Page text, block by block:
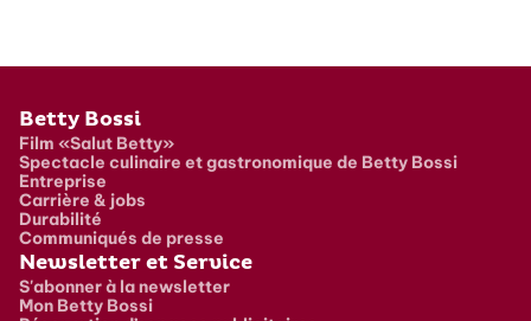
Pied de page
Betty Bossi
Film «Salut Betty»
Spectacle culinaire et gastronomique de Betty Bossi
Entreprise
Carrière & jobs
Durabilité
Communiqués de presse
Newsletter et Service
S'abonner à la newsletter
Mon Betty Bossi